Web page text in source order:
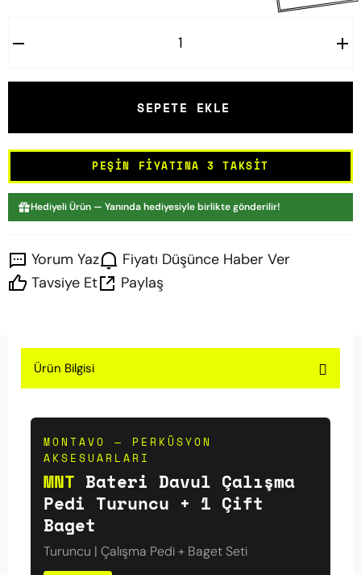
SEPETE EKLE
PEŞIN FIYATINA 3 TAKSIT
Hediyeli Ürün — Yanında hediyesiyle birlikte gönderilir!
Yorum Yaz
Fiyatı Düşünce Haber Ver
Tavsiye Et
Paylaş
Ürün Bilgisi
MONTAVO — PERKÜSYON
AKSESUARLARI
MNT Bateri Davul Çalışma
Pedi Turuncu + 1 Çift
Baget
Turuncu | Çalışma Pedi + Baget Seti